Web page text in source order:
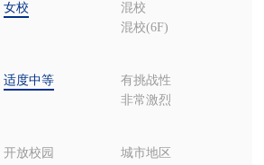
女校
混校
混校(6F)
适度中等
有挑战性
非常激烈
开放校园
城市地区